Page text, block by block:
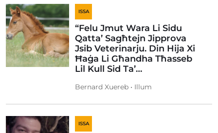
ISSA
“Felu Jmut Wara Li Sidu
Qatta’ Sagħtejn Jipprova
Jsib Veterinarju. Din Hija Xi
Ħaġa Li Għandha Tħasseb
Lil Kull Sid Ta’…
Bernard Xuereb • Illum
ISSA